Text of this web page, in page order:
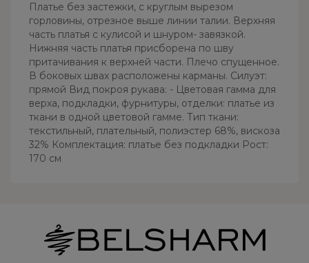
Платье без застежки, с круглым вырезом
горловины, отрезное выше линии талии. Верхняя
часть платья с кулисой и шнуром- завязкой.
Нижняя часть платья присборена по шву
притачивания к верхней части. Плечо спущенное.
В боковых швах расположены карманы. Силуэт:
прямой Вид покроя рукава: - Цветовая гамма для
верха, подкладки, фурнитуры, отделки: платье из
ткани в одной цветовой гамме. Тип ткани:
текстильный, плательный, полиэстер 68%, вискоза
32% Комплектация: платье без подкладки Рост:
170 см